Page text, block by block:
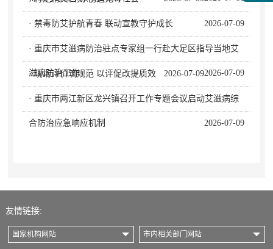
· 禁毒防艾护航青春 联动宣教守护成长 2026-07-09
· 重庆市艾滋病防治驻点专家组一行赴大足区指导当地艾
滋病防治工作 2026-07-09
· 现场评价筑规范 以评促改提质效 2026-07-09
· 重庆市两江新区龙兴镇召开工作专题会议启动艾滋病综
合防治应急响应机制 2026-07-09
友情链接:
国家机构网站 市内相关部门网站